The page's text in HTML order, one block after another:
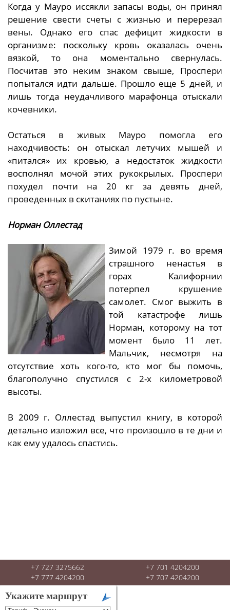
Когда у Мауро иссякли запасы воды, он принял
решение свести счеты с жизнью и перерезал
вены. Однако его спас дефицит жидкости в
организме: поскольку кровь оказалась очень
вязкой, то она моментально свернулась.
Посчитав это неким знаком свыше, Проспери
попытался идти дальше. Прошло еще 5 дней, и
лишь тогда неудачливого марафонца отыскали
кочевники.
Остаться в живых Мауро помогла его
находчивость: он отыскал летучих мышей и
«питался» их кровью, а недостаток жидкости
восполнял мочой этих рукокрылых. Проспери
похудел почти на 20 кг за девять дней,
проведенных в скитаниях по пустыне.
Норман Оллестад
Зимой 1979 г. во время
страшного ненастья в
горах Калифорнии
потерпел крушение
самолет. Смог выжить в
той катастрофе лишь
Норман, которому на тот
момент было 11 лет.
Мальчик, несмотря на
отсутствие хоть кого-то, кто мог бы помочь,
благополучно спустился с 2-х километровой
высоты.
В 2009 г. Оллестад выпустил книгу, в которой
детально изложил все, что произошло в те дни и
как ему удалось спастись.
+7 727 3275662
+7 701 4204200
+7 777 4204200
+7 707 4204200